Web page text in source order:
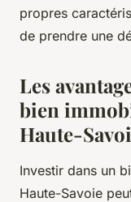
propres
de prendre une
Les
bien
Haute-
Investir dans un
Haute-Savoie